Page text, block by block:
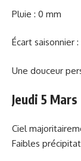
Pluie : 0 mm
Écart saisonnier :
Une douceur
Jeudi 5 Mars
Ciel
Faibles